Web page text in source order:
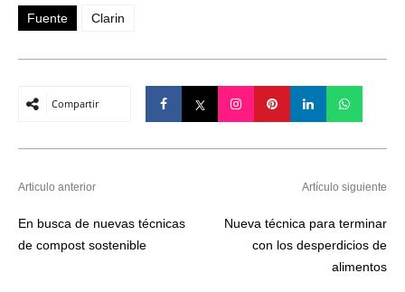
Fuente Clarin
Compartir
Articulo anterior
En busca de nuevas técnicas
de compost sostenible
Artículo siguiente
Nueva técnica para terminar
con los desperdicios de
alimentos